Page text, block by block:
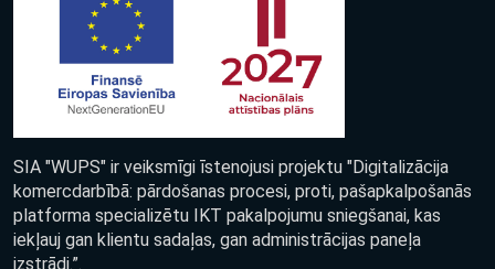
SIA "WUPS" ir veiksmīgi īstenojusi projektu "Digitalizācija
komercdarbībā: pārdošanas procesi, proti, pašapkalpošanās
platforma specializētu IKT pakalpojumu sniegšanai, kas
iekļauj gan klientu sadaļas, gan administrācijas paneļa
izstrādi.”.